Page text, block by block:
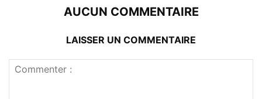
AUCUN COMMENTAIRE
LAISSER UN COMMENTAIRE